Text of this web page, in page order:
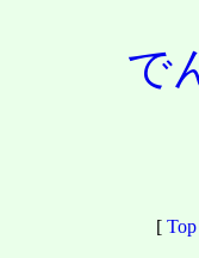
で
[ Top